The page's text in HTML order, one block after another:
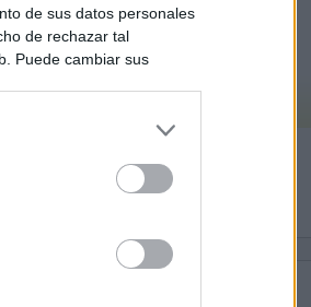
de sus datos personales
de rechazar tal
Puede cambiar sus